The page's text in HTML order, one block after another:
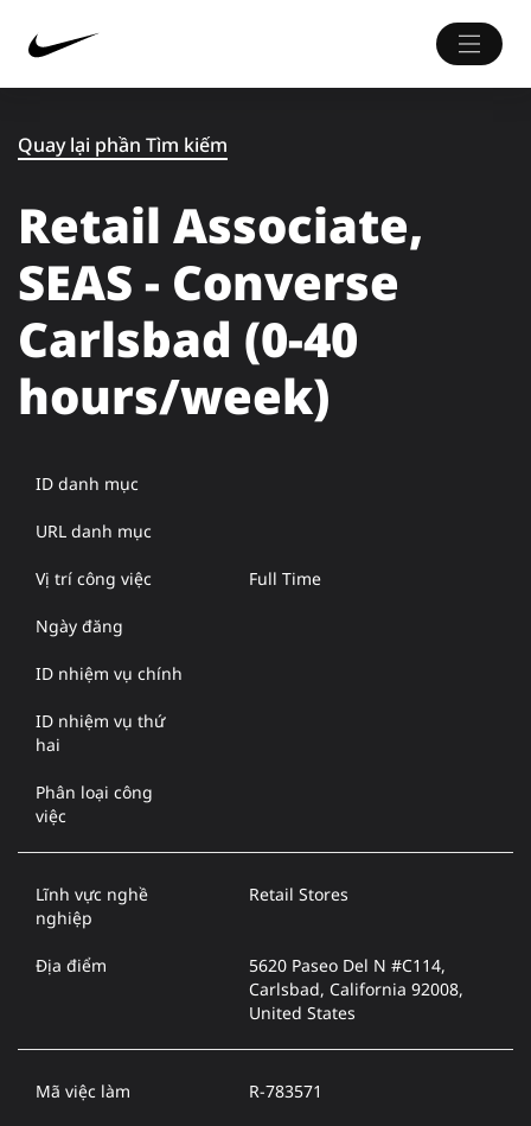
Quay lại phần Tìm kiếm
Retail Associate,
SEAS - Converse
Carlsbad (0-40
hours/week)
ID danh mục
URL danh mục
Vị trí công việc Full Time
Ngày đăng
ID nhiệm vụ chính
ID nhiệm vụ thứ
hai
Phân loại công
việc
Lĩnh vực nghề
nghiệp
Retail Stores
Địa điểm
5620 Paseo Del N #C114,
Carlsbad, California 92008,
United States
Mã việc làm R-783571